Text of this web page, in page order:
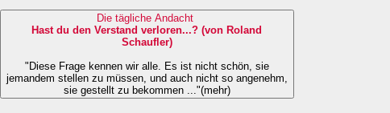
Die tägliche Andacht
Hast du den Verstand verloren...? (von Roland
Schaufler)
"Diese Frage kennen wir alle. Es ist nicht schön, sie
jemandem stellen zu müssen, und auch nicht so angenehm,
sie gestellt zu bekommen ..."(mehr)